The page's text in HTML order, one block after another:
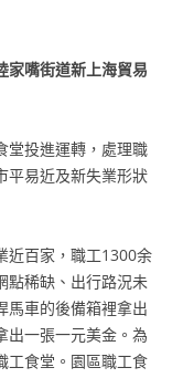
家嘴街道新上海貿易
堂投進運轉，處理職
平易近及新失業形狀
近百家，職工1300余
點稀缺、出行路況未
馬車的後備箱裡拿出
出一張一元美金。為
工食堂。園區職工食